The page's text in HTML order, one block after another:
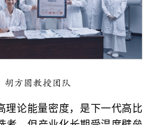
胡方圆教授团队
理论能量密度，是下一代高比